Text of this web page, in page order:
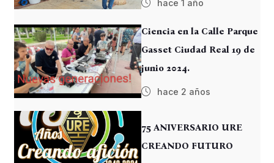
hace 1 año
Ciencia en la Calle Parque
Gasset Ciudad Real 19 de
junio 2024.
hace 2 años
75 ANIVERSARIO URE
CREANDO FUTURO